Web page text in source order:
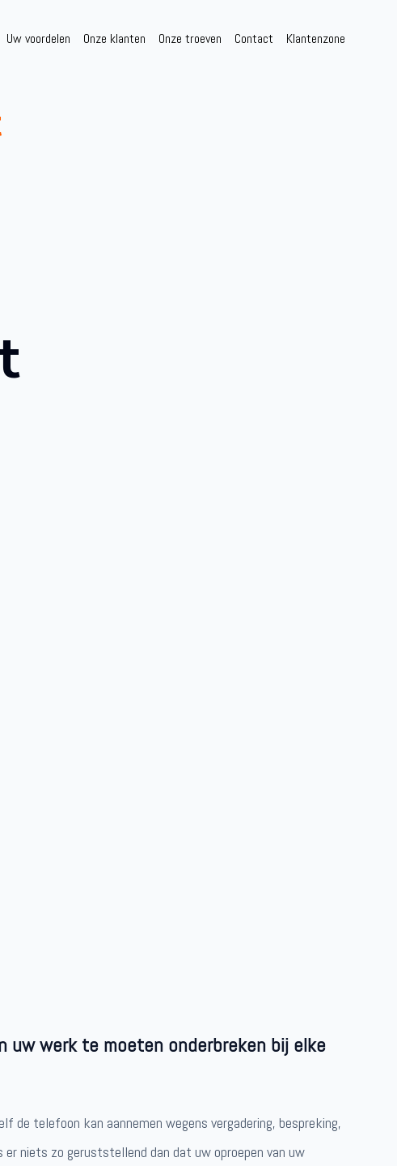
Uw voordelen Onze klanten Onze troeven Contact Klantenzone
uw werk te moeten onderbreken bij elke
de telefoon kan aannemen wegens vergadering, bespreking,
niets zo geruststellend dan dat uw oproepen van uw